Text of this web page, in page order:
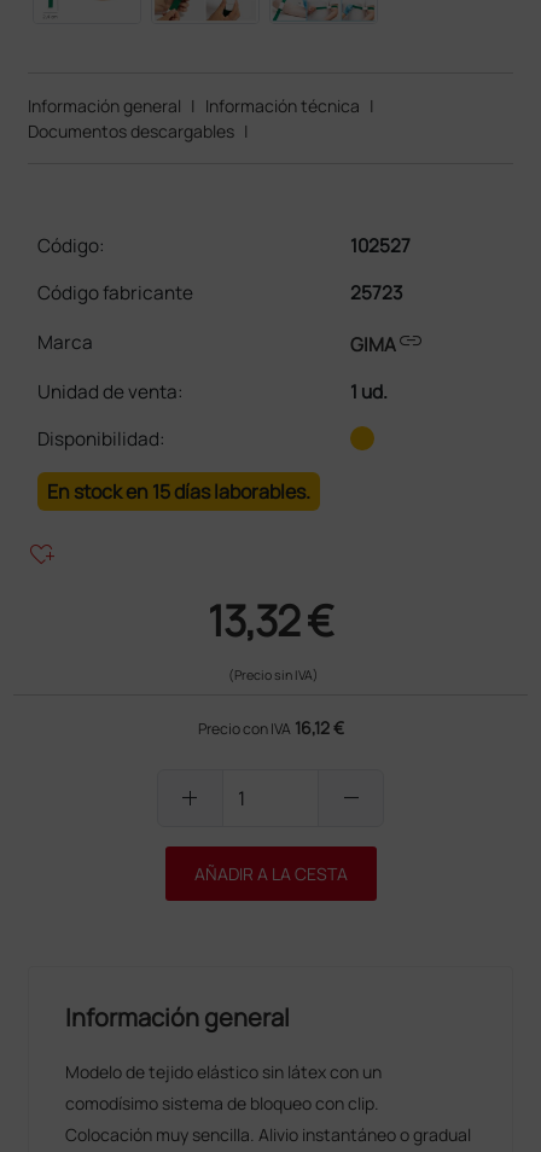
Información general | Información técnica |
Documentos descargables |
Código:
102527
Código fabricante
25723
Marca
GIMAlink
Unidad de venta:
1 ud.
Disponibilidad:
En stock en 15 días laborables.
heart_plus
13,32 €
(Precio sin IVA)
Precio con IVA 16,12 €
add remove
AÑADIR A LA CESTA
Información general
Modelo de tejido elástico sin látex con un
comodísimo sistema de bloqueo con clip.
Colocación muy sencilla. Alivio instantáneo o gradual